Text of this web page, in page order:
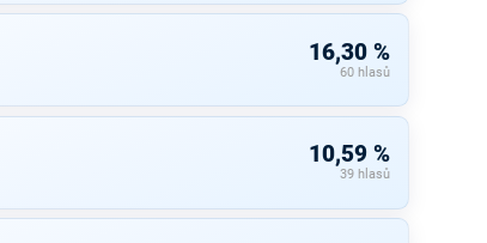
16,30 %
60 hlasů
10,59 %
39 hlasů